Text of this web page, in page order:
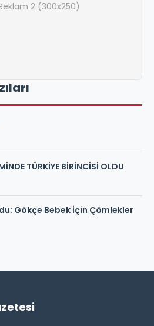
2 (300x250)
TÜRKİYE BİRİNCİSİ OLDU
Gökçe Bebek İçin Çömlekler